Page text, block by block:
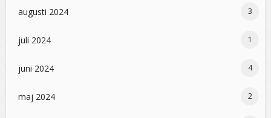
augusti 2024 3
juli 2024 1
juni 2024 4
maj 2024 2